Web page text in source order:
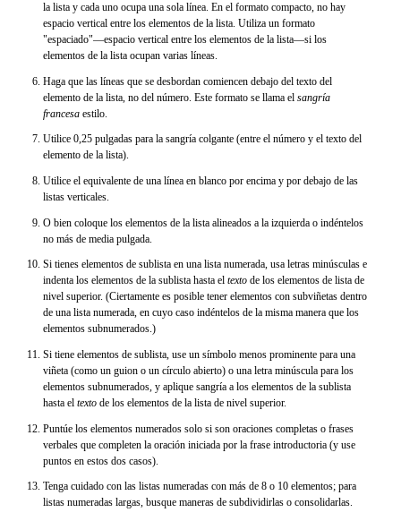
la lista y cada uno ocupa una sola línea. En el formato compacto, no hay
espacio vertical entre los elementos de la lista. Utiliza un formato
"espaciado"—espacio vertical entre los elementos de la lista—si los
elementos de la lista ocupan varias líneas.
Haga que las líneas que se desbordan comiencen debajo del texto del
elemento de la lista, no del número. Este formato se llama el sangría
francesa estilo.
Utilice 0,25 pulgadas para la sangría colgante (entre el número y el texto del
elemento de la lista).
Utilice el equivalente de una línea en blanco por encima y por debajo de las
listas verticales.
O bien coloque los elementos de la lista alineados a la izquierda o indéntelos
no más de media pulgada.
Si tienes elementos de sublista en una lista numerada, usa letras minúsculas e
indenta los elementos de la sublista hasta el texto de los elementos de lista de
nivel superior. (Ciertamente es posible tener elementos con subviñetas dentro
de una lista numerada, en cuyo caso indéntelos de la misma manera que los
elementos subnumerados.)
Si tiene elementos de sublista, use un símbolo menos prominente para una
viñeta (como un guion o un círculo abierto) o una letra minúscula para los
elementos subnumerados, y aplique sangría a los elementos de la sublista
hasta el texto de los elementos de la lista de nivel superior.
Puntúe los elementos numerados solo si son oraciones completas o frases
verbales que completen la oración iniciada por la frase introductoria (y use
puntos en estos dos casos).
Tenga cuidado con las listas numeradas con más de 8 o 10 elementos; para
listas numeradas largas, busque maneras de subdividirlas o consolidarlas.